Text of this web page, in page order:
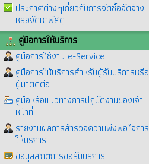
ประกาศต่างๆเกี่ยวกับการจัดซื้อจัดจ้าง
หรือจัดหาพัสดุ
คู่มือการให้บริการ
คู่มือการใช้งาน e-Service
คู่มือการให้บริการสำหรับผู้รับบริการหรือ
ผู้มาติดต่อ
คู่มือหรือแนวทางการปฏิบัติงานของเจ้า
หน้าที่
รายงานผลการสำรวจความพึงพอใจการ
ให้บริการ
ข้อมูลสถิติการขอรับบริการ